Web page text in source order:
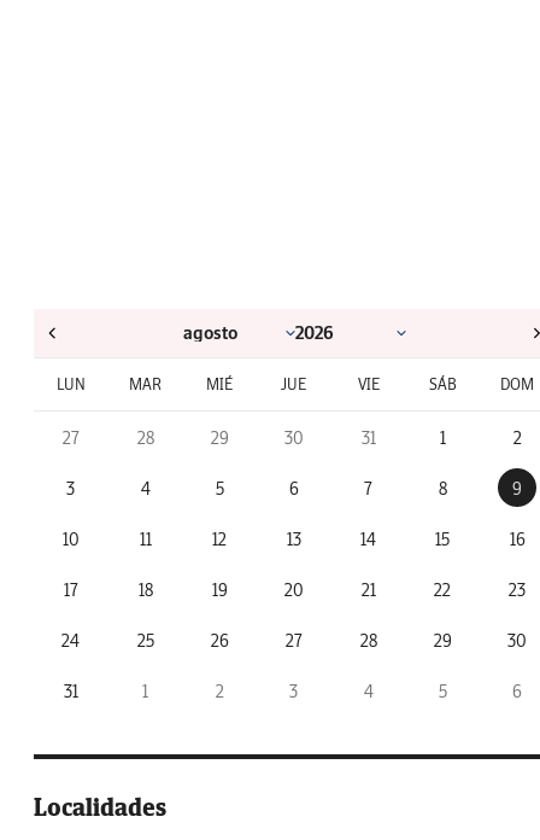
LUN MAR MIÉ JUE VIE SÁB DOM
27 28 29 30 31 1 2
3 4 5 6 7 8 9
10 11 12 13 14 15 16
17 18 19 20 21 22 23
24 25 26 27 28 29 30
31 1 2 3 4 5 6
Localidades